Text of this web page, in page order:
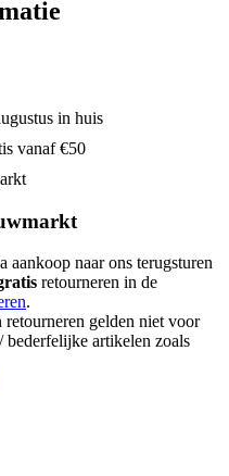
in huis
vanaf €50
aankoop naar ons terugsturen
retourneren in de
.
gelden niet voor
bederfelijke artikelen zoals